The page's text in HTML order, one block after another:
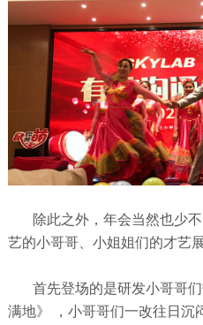
除此之外，年会当然也少不
艺的小哥哥、小姐姐们的才艺
首先登场的是研发小哥哥们
满地》 ，小哥哥们一改往日沉